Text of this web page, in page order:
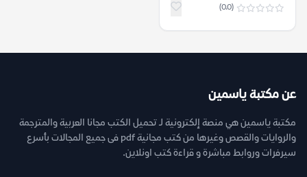
(0.0)
عن مكتبة ياسمين
مكتبة ياسمين هي منصة إلكترونية لـ تحميل الكتب مجانا العربية والمترجمة
والروايات والقصص وغيرها من كتب مجانية pdf فى جميع المجالات بأسرع
سيرفرات وروابط مباشرة و قراءة كتب اونلاين.